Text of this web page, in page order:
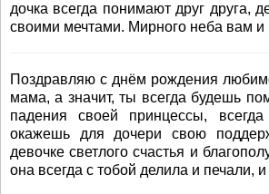
дочка всегда понимают друг друга,
своими мечтами. Мирного неба вам и
Поздравляю с днём рождения
мама, а значит, ты всегда будешь
падения своей принцессы,
окажешь для дочери свою
девочке светлого счастья и
она всегда с тобой делила и печали,